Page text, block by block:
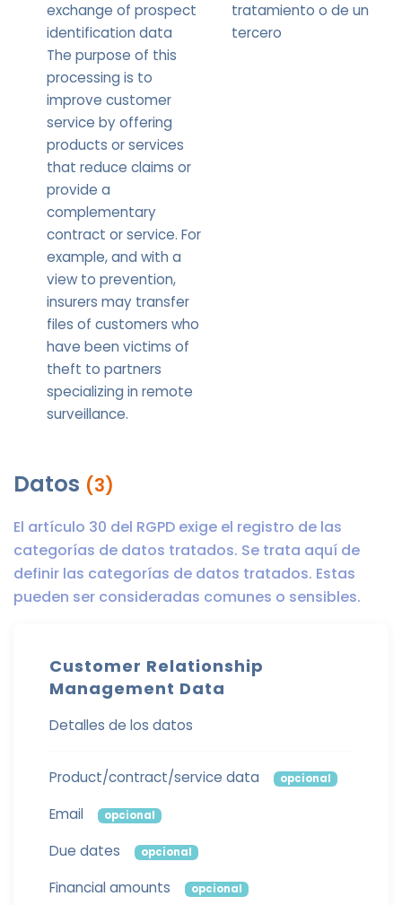
exchange of prospect
identification data
The purpose of this
processing is to
improve customer
service by offering
products or services
that reduce claims or
provide a
complementary
contract or service. For
example, and with a
view to prevention,
insurers may transfer
files of customers who
have been victims of
theft to partners
specializing in remote
surveillance.
tratamiento o de un
tercero
Datos (3)
El artículo 30 del RGPD exige el registro de las
categorías de datos tratados. Se trata aquí de
definir las categorías de datos tratados. Estas
pueden ser consideradas comunes o sensibles.
Customer Relationship
Management Data
Detalles de los datos
Product/contract/service data opcional
Email opcional
Due dates opcional
Financial amounts opcional